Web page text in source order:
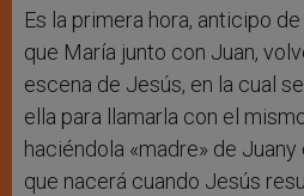
Es la primera hora, anticipo
que María junto con Juan,
escena de Jesús, en la cual
ella para llamarla con el
haciéndola «madre» de Juany
que nacerá cuando Jesús